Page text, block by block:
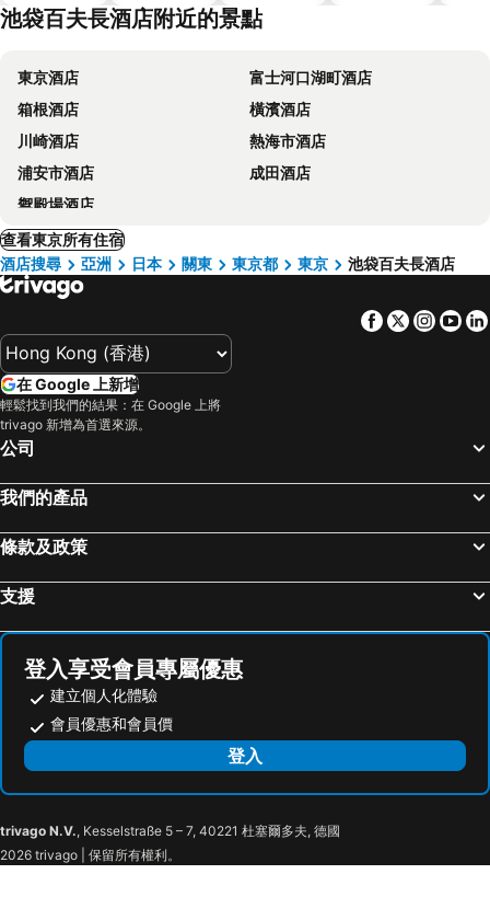
池袋百夫長酒店附近的景點
東京酒店
富士河口湖町酒店
箱根酒店
橫濱酒店
川崎酒店
熱海市酒店
浦安市酒店
成田酒店
禦殿場酒店
查看東京所有住宿
酒店搜尋
亞洲 日本 關東 東京都 東京 池袋百夫長酒店
Facebook
Twitter
在 Google 上新增
輕鬆找到我們的結果：在 Google 上將
trivago 新增為首選來源。
公司
我們的產品
條款及政策
支援
登入享受會員專屬優惠
建立個人化體驗
會員優惠和會員價
登入
trivago N.V., Kesselstraße 5 – 7, 40221 杜塞爾多夫, 德國
2026 trivago | 保留所有權利。